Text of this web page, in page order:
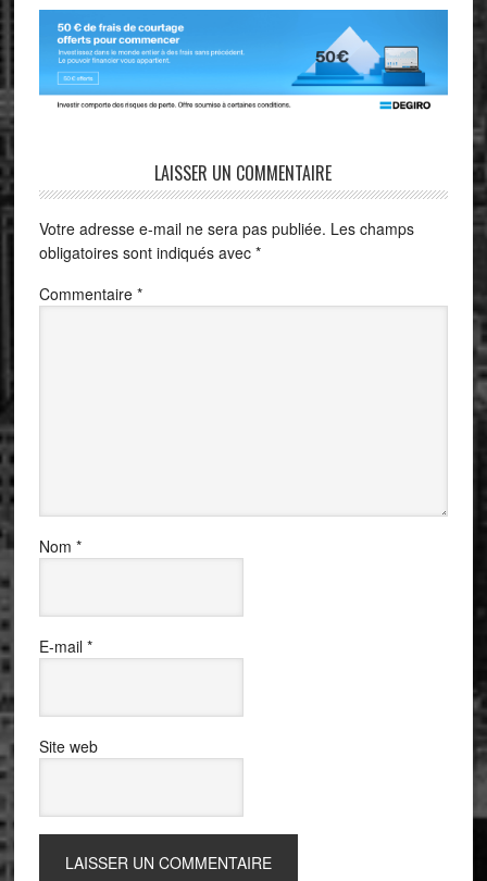
LAISSER UN COMMENTAIRE
Votre adresse e-mail ne sera pas publiée. Les champs
obligatoires sont indiqués avec *
Commentaire *
Nom *
E-mail *
Site web